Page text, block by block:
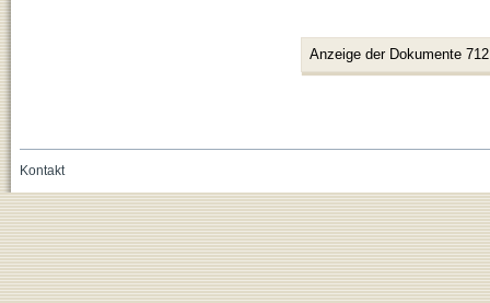
Anzeige der Dokumente
Kontakt